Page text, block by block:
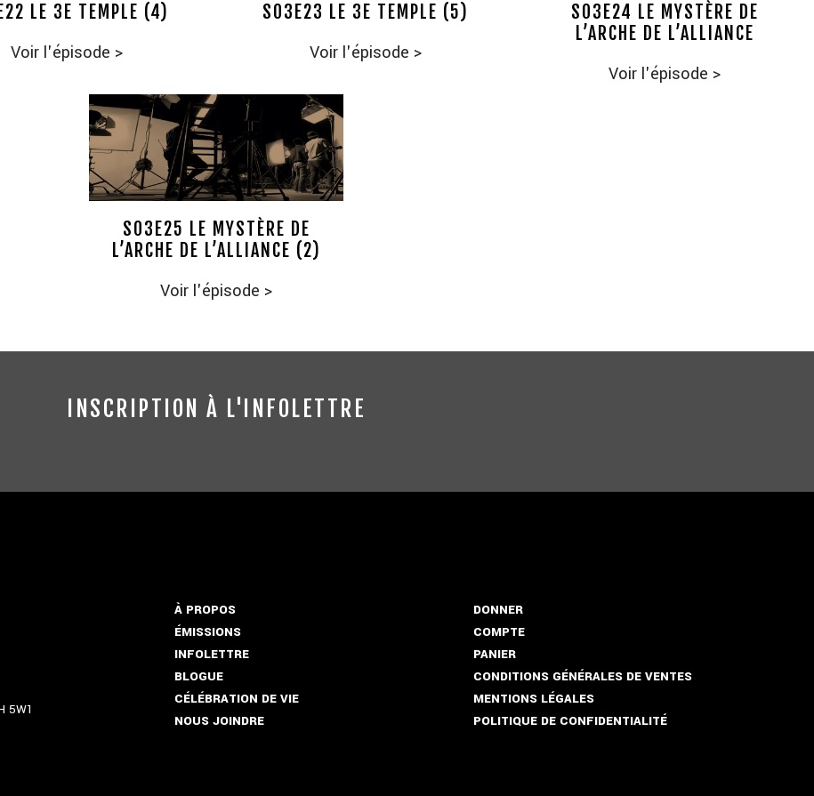
LE 3E TEMPLE (4)
Voir l'épisode >
S03E23 LE 3E TEMPLE (5)
Voir l'épisode >
S03E24 LE MYSTÈRE DE
L’ARCHE DE L’ALLIANCE
Voir l'épisode >
S03E25 LE MYSTÈRE DE
L’ARCHE DE L’ALLIANCE (2)
Voir l'épisode >
INSCRIPTION À L'INFOLETTRE
5W1
À PROPOS
ÉMISSIONS
INFOLETTRE
BLOGUE
CÉLÉBRATION DE VIE
NOUS JOINDRE
DONNER
COMPTE
PANIER
CONDITIONS GÉNÉRALES DE VENTES
MENTIONS LÉGALES
POLITIQUE DE CONFIDENTIALITÉ